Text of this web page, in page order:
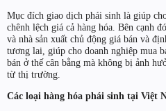
Mục đích giao dịch phái sinh là giúp
chênh lệch giá cả hàng hóa. Bên cạnh
và nhà sản xuất chủ động giá bán và
tương lai, giúp cho doanh nghiệp mua
bán ở thế cân bằng mà không bị ảnh
từ thị trường.
Các loại hàng hóa phái sinh tại Việt